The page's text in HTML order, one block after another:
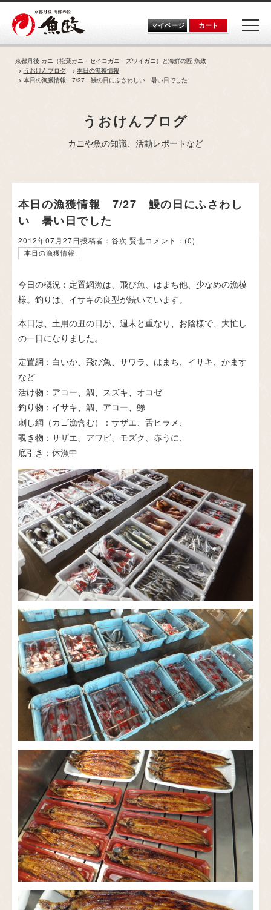
Skip
content
マイページ カート
京都丹後 カニ（松葉ガニ・セイコガニ・ズワイガニ）と海鮮の匠 魚政
うおけんブログ
本日の漁獲情報
本日の漁獲情報 7/27 鰻の日にふさわしい 暑い日でした
うおけんブログ
カニや魚の知識、活動レポートなど
本日の漁獲情報 7/27 鰻の日にふさわし
い 暑い日でした
2012年07月27日投稿者：谷次 賢也コメント： (0)
本日の漁獲情報
今日の概況：定置網漁は、飛び魚、はまち他、少なめの漁模
様。釣りは、イサキの良型が続いています。
本日は、土用の丑の日が、週末と重なり、お陰様で、大忙し
の一日になりました。
定置網：白いか、飛び魚、サワラ、はまち、イサキ、かます
など
活け物：アコー、鯛、スズキ、オコゼ
釣り物：イサキ、鯛、アコー、鯵
刺し網（カゴ漁含む）：サザエ、舌ヒラメ、
覗き物：サザエ、アワビ、モズク、赤うに、
底引き：休漁中